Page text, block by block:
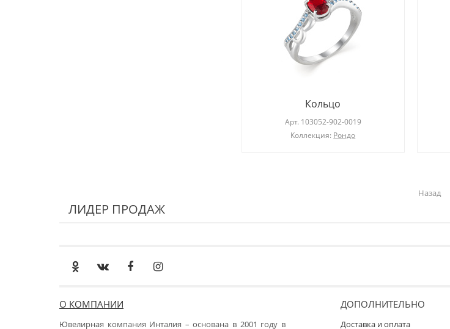
Кольцо
Арт. 103052-902-0019
Коллекция: Рондо
Назад
ЛИДЕР ПРОДАЖ
О КОМПАНИИ
Ювелирная компания Инталия – основана в 2001 году в
ДОПОЛНИТЕЛЬНО
Доставка и оплата